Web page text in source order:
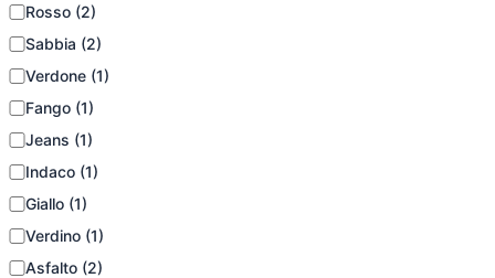
Rosso (2)
Sabbia (2)
Verdone (1)
Fango (1)
Jeans (1)
Indaco (1)
Giallo (1)
Verdino (1)
Asfalto (2)